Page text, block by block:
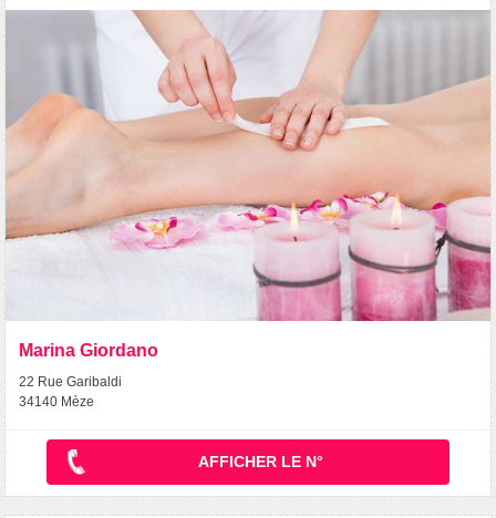
Marina Giordano
22 Rue Garibaldi
34140 Mèze
AFFICHER LE N°